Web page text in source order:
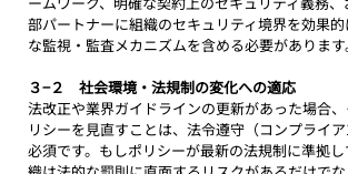
部パートナーに組織のセキュリティ境界を効果
な監視・監査メカニズムを含める必要があります
３−２　社会環境・法規制の変化への適応
法改正や業界ガイドラインの更新があった場合
リシーを見直すことは、法令遵守（コンプライ
必須です。もしポリシーが最新の法規制に準拠